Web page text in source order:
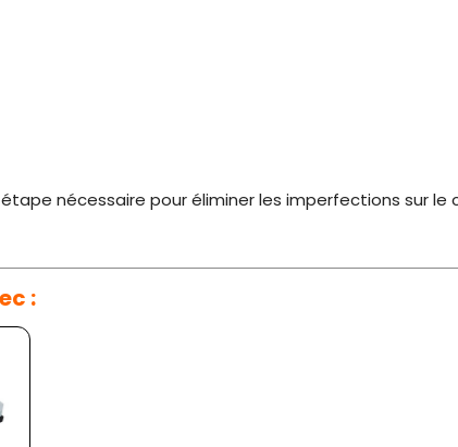
nécessaire pour éliminer les imperfections sur
: